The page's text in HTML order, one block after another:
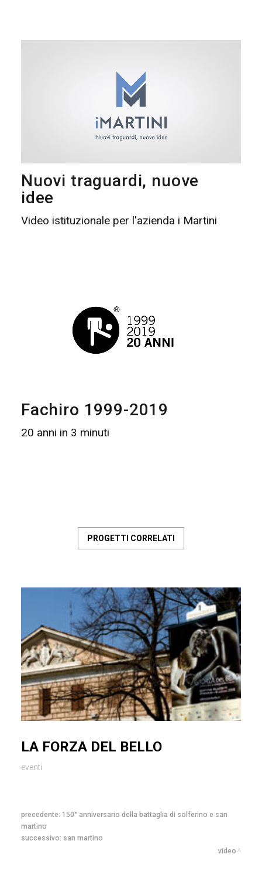
Nuovi traguardi, nuove
idee
Video istituzionale per l'azienda i Martini
Fachiro 1999-2019
20 anni in 3 minuti
PROGETTI CORRELATI
LA FORZA DEL BELLO
eventi
precedente: 150° anniversario della battaglia di solferino e san
martino
successivo: san martino
video